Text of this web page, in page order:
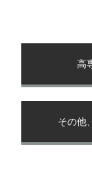
高
その他